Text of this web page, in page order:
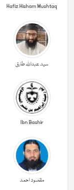
Hafiz Hisham Mushtaq
سید عبداللہ طارق
Ibn Bashir
مقصود احمد